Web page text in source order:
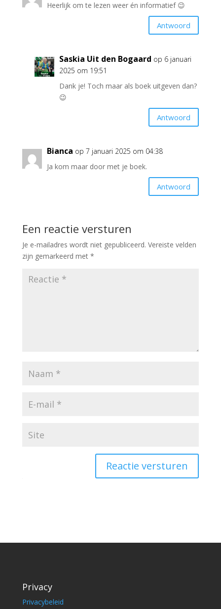
Heerlijk om te lezen weer én informatief 😉
Antwoord
Saskia Uit den Bogaard op 6 januari
2025 om 19:51
Dank je! Toch maar als boek uitgeven dan?
😉
Antwoord
Bianca op 7 januari 2025 om 04:38
Ja kom maar door met je boek.
Antwoord
Een reactie versturen
Je e-mailadres wordt niet gepubliceerd. Vereiste velden
zijn gemarkeerd met *
Reactie versturen
Privacy
Privacybeleid